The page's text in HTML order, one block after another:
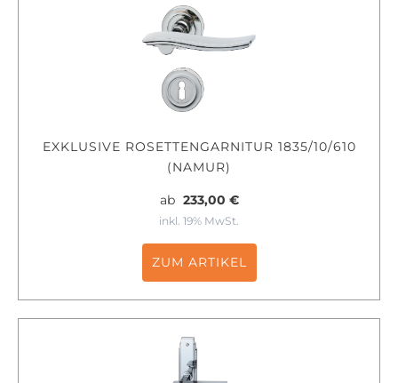
EXKLUSIVE ROSETTENGARNITUR 1835/10/610
(NAMUR)
ab 233,00 €
inkl. 19% MwSt.
ZUM ARTIKEL